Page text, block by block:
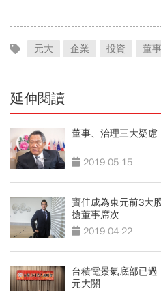
元大 企業 投資 董事
延伸閱讀
董事、治理三大疑
2019-05-15
寶佳成為東元前3大
搶董事席次
2019-04-22
台積電景氣底部已
元大關